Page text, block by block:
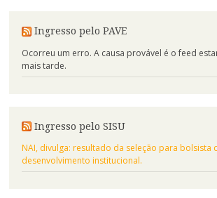
Ingresso pelo PAVE
Ocorreu um erro. A causa provável é o feed
mais tarde.
Ingresso pelo SISU
NAI, divulga: resultado da seleção para bolsista
desenvolvimento institucional.